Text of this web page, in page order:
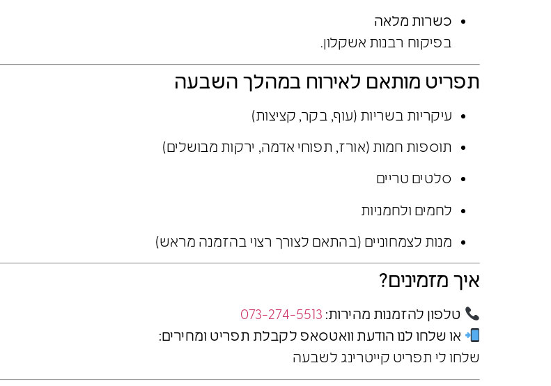
כשרות מלאה
בפיקוח רבנות אשקלון.
תפריט מותאם לאירוח במהלך השבעה
עיקריות בשריות (עוף, בקר, קציצות)
תוספות חמות (אורז, תפוחי אדמה, ירקות מבושלים)
סלטים טריים
לחמים ולחמניות
מנות לצמחוניים (בהתאם לצורך רצוי בהזמנה מראש)
איך מזמינים?
טלפון להזמנות מהירות: 073-274-5513
או שלחו לנו הודעת וואטסאפ לקבלת תפריט ומחירים:
שלחו לי תפריט קייטרינג לשבעה